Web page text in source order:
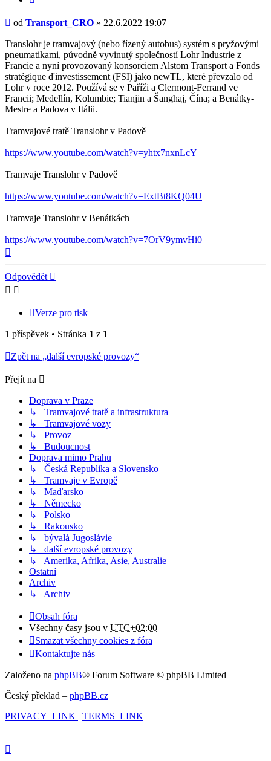
Příspěvek
od Transport_CRO » 22.6.2022 19:07
Translohr je tramvajový (nebo řízený autobus) systém s pryžovými
pneumatikami, původně vyvinutý společností Lohr Industrie z
Francie a nyní provozovaný konsorciem Alstom Transport a Fonds
stratégique d'investissement (FSI) jako newTL, které převzalo od
Lohr v roce 2012. Používá se v Paříži a Clermont-Ferrand ve
Francii; Medellín, Kolumbie; Tianjin a Šanghaj, Čína; a Benátky-
Mestre a Padova v Itálii.
Tramvajové tratě Translohr v Padově
https://www.youtube.com/watch?v=yhtx7nxnLcY
Tramvaje Translohr v Padově
https://www.youtube.com/watch?v=ExtBt8KQ04U
Tramvaje Translohr v Benátkách
https://www.youtube.com/watch?v=7OrV9ymvHi0
Odpovědět
Verze pro tisk
1 příspěvek • Stránka 1 z 1
Zpět na „další evropské provozy“
Přejít na
Doprava v Praze
↳ Tramvajové tratě a infrastruktura
↳ Tramvajové vozy
↳ Provoz
↳ Budoucnost
Doprava mimo Prahu
↳ Česká Republika a Slovensko
↳ Tramvaje v Evropě
↳ Maďarsko
↳ Německo
↳ Polsko
↳ Rakousko
↳ bývalá Jugoslávie
↳ další evropské provozy
↳ Amerika, Afrika, Asie, Australie
Ostatní
Archiv
↳ Archiv
Obsah fóra
Všechny časy jsou v UTC+02:00
Smazat všechny cookies z fóra
Kontaktujte nás
Založeno na phpBB® Forum Software © phpBB Limited
Český překlad – phpBB.cz
PRIVACY_LINK | TERMS_LINK